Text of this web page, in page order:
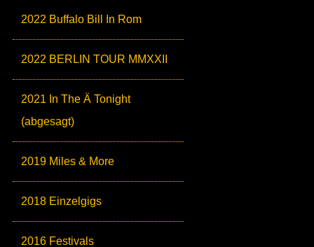
2022 Buffalo Bill In Rom
2022 BERLIN TOUR MMXXII
2021 In The Ä Tonight
(abgesagt)
2019 Miles & More
2018 Einzelgigs
2016 Festivals